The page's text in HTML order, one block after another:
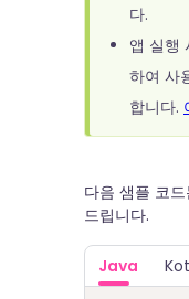
다.
앱 실행
하여 사
합니다.
다음 샘플 코
드립니다.
Java